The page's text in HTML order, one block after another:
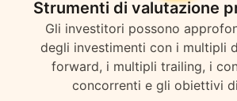
Strumenti di valutazione
Gli investitori possono
degli investimenti con i multipli
forward, i multipli trailing, i
concorrenti e gli obiettivi